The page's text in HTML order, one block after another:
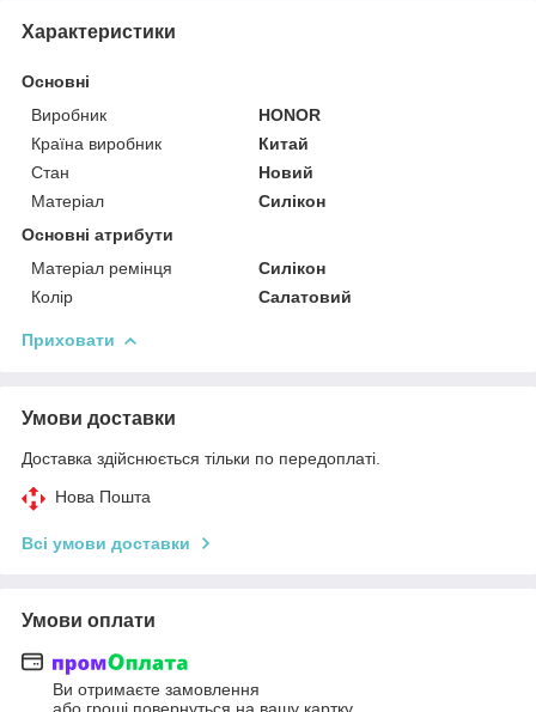
Характеристики
Основні
Виробник
HONOR
Країна виробник
Китай
Стан
Новий
Матеріал
Силікон
Основні атрибути
Матеріал ремінця
Силікон
Колір
Салатовий
Приховати
Умови доставки
Доставка здійснюється тільки по передоплаті.
Нова Пошта
Всі умови доставки
Умови оплати
Ви отримаєте замовлення